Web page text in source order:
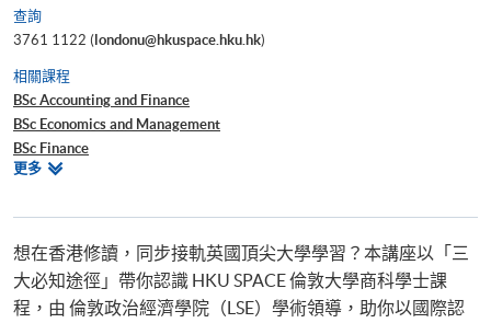
查詢
3761 1122 (londonu@hkuspace.hku.hk)
相關課程
BSc Accounting and Finance
BSc Economics and Management
BSc Finance
BSc Business and Management
更多相
想在香港修讀，同步接軌英國頂尖大學學習？本講座以「三
大必知途徑」帶你認識 HKU SPACE 倫敦大學商科學士課
程，由 倫敦政治經濟學院（LSE）學術領導，助你以國際認